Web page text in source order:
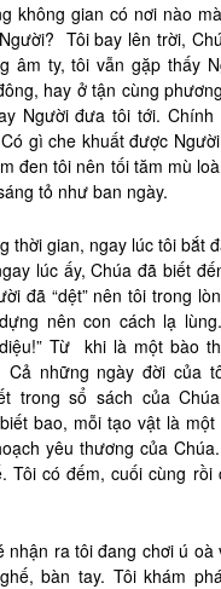
Cuộc Sống
không gian có nơi nào
Tôi bay lên trời,
âm ty, tôi vẫn gặp thấy
hay ở tận cùng
Người đưa tôi tới. Chính
gì che khuất được
đen tôi nên tối tăm mù
tỏ như ban ngày.
thời gian, ngay lúc tôi bắt
lúc ấy, Chúa đã biết
đã “dệt” nên tôi trong
nên con cách lạ
Từ
khi là một bào
Cả những ngày đời của
trong sổ sách của
bao, mỗi tạo vật là một
yêu thương của
Tôi có đếm, cuối cùng rồi
nhận ra tôi đang chơi ú oà
bàn tay. Tôi khám